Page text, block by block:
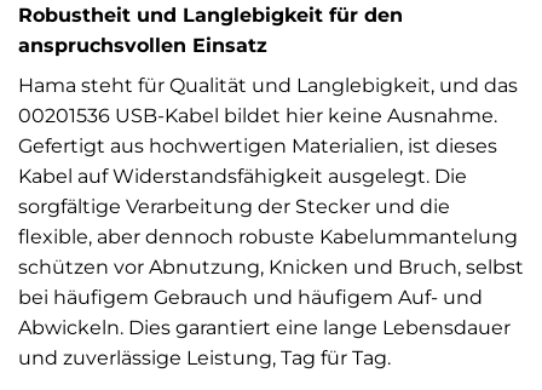
Robustheit und Langlebigkeit für den
anspruchsvollen Einsatz
Hama steht für Qualität und Langlebigkeit, und das
00201536 USB-Kabel bildet hier keine Ausnahme.
Gefertigt aus hochwertigen Materialien, ist dieses
Kabel auf Widerstandsfähigkeit ausgelegt. Die
sorgfältige Verarbeitung der Stecker und die
flexible, aber dennoch robuste Kabelummantelung
schützen vor Abnutzung, Knicken und Bruch, selbst
bei häufigem Gebrauch und häufigem Auf- und
Abwickeln. Dies garantiert eine lange Lebensdauer
und zuverlässige Leistung, Tag für Tag.